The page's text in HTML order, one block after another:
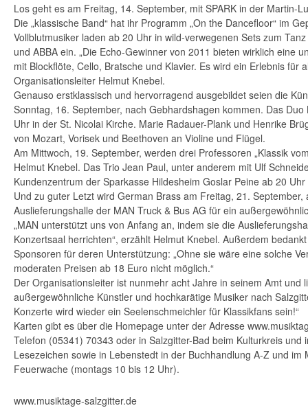
Los geht es am Freitag, 14. September, mit SPARK in der Martin-
Die „klassische Band“ hat ihr Programm „On the Dancefloor“ im
Vollblutmusiker laden ab 20 Uhr in wild-verwegenen Sets zum
und ABBA ein. „Die Echo-Gewinner von 2011 bieten wirklich eine
mit Blockflöte, Cello, Bratsche und Klavier. Es wird ein Erlebnis für
Organisationsleiter Helmut Knebel.
Genauso erstklassisch und hervorragend ausgebildet seien die
Sonntag, 16. September, nach Gebhardshagen kommen. Das
Uhr in der St. Nicolai Kirche. Marie Radauer-Plank und Henrike
von Mozart, Vorisek und Beethoven an Violine und Flügel.
Am Mittwoch, 19. September, werden drei Professoren „Klassik
Helmut Knebel. Das Trio Jean Paul, unter anderem mit Ulf
Kundenzentrum der Sparkasse Hildesheim Goslar Peine ab 20
Und zu guter Letzt wird German Brass am Freitag, 21. September,
Auslieferungshalle der MAN Truck & Bus AG für ein
„MAN unterstützt uns von Anfang an, indem sie die
Konzertsaal herrichten“, erzählt Helmut Knebel. Außerdem
Sponsoren für deren Unterstützung: „Ohne sie wäre eine solche
moderaten Preisen ab 18 Euro nicht möglich.“
Der Organisationsleiter ist nunmehr acht Jahre in seinem Amt und
außergewöhnliche Künstler und hochkarätige Musiker nach
Konzerte wird wieder ein Seelenschmeichler für Klassikfans sein!“
Karten gibt es über die Homepage unter der Adresse
Telefon (05341) 70343 oder in Salzgitter-Bad beim Kulturkreis und
Lesezeichen sowie in Lebenstedt in der Buchhandlung A-Z und im
Feuerwache (montags 10 bis 12 Uhr).
www.musiktage-salzgitter.de